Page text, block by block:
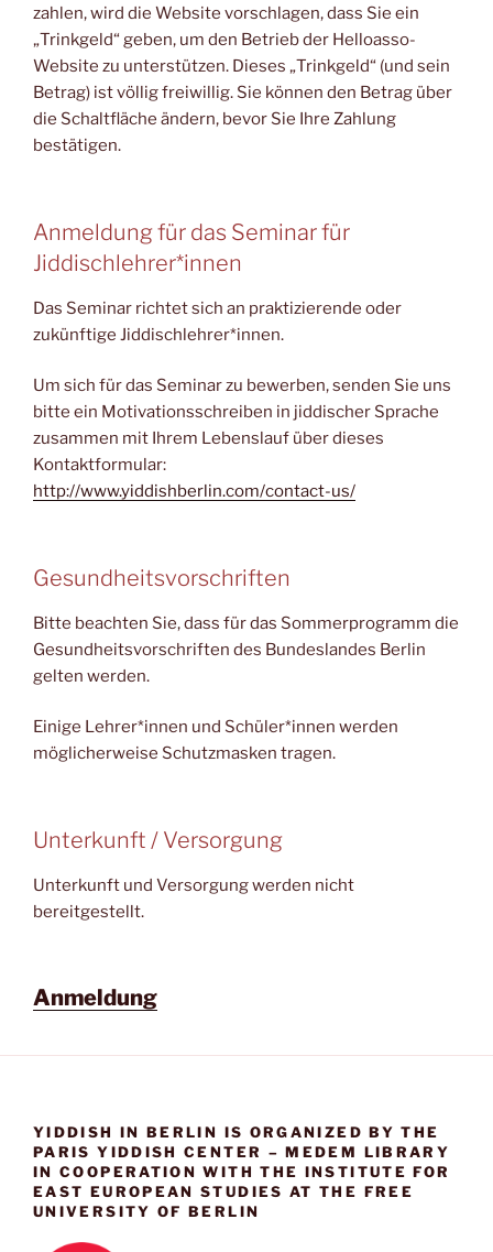
zahlen, wird die Website vorschlagen, dass Sie ein
„Trinkgeld“ geben, um den Betrieb der Helloasso-
Website zu unterstützen. Dieses „Trinkgeld“ (und sein
Betrag) ist völlig freiwillig. Sie können den Betrag über
die Schaltfläche ändern, bevor Sie Ihre Zahlung
bestätigen.
Anmeldung für das Seminar für
Jiddischlehrer*innen
Das Seminar richtet sich an praktizierende oder
zukünftige Jiddischlehrer*innen.
Um sich für das Seminar zu bewerben, senden Sie uns
bitte ein Motivationsschreiben in jiddischer Sprache
zusammen mit Ihrem Lebenslauf über dieses
Kontaktformular:
http://www.yiddishberlin.com/contact-us/
Gesundheitsvorschriften
Bitte beachten Sie, dass für das Sommerprogramm die
Gesundheitsvorschriften des Bundeslandes Berlin
gelten werden.
Einige Lehrer*innen und Schüler*innen werden
möglicherweise Schutzmasken tragen.
Unterkunft / Versorgung
Unterkunft und Versorgung werden nicht
bereitgestellt.
Anmeldung
YIDDISH IN BERLIN IS ORGANIZED BY THE
PARIS YIDDISH CENTER – MEDEM LIBRARY
IN COOPERATION WITH THE INSTITUTE FOR
EAST EUROPEAN STUDIES AT THE FREE
UNIVERSITY OF BERLIN